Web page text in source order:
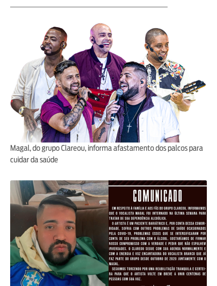
Magal, do grupo Clareou, informa afastamento dos palcos para
cuidar da saúde